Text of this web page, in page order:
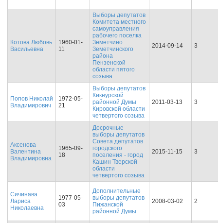
Котова Любовь
Васильевна
1960-01-
11
Выборы депутатов
Комитета местного
самоуправления
рабочего поселка
Земетчино
Земетчинского
района
Пензенской
области пятого
созыва
2014-09-14 3
Попов Николай
Владимирович
1972-05-
21
Выборы депутатов
Кикнурской
районной Думы
Кировской области
четвертого созыва
2011-03-13 3
Аксенова
Валентина
Владимировна
1965-09-
18
Досрочные
выборы депутатов
Совета депутатов
городского
поселения - город
Кашин Тверской
области
четвертого созыва
2015-11-15 3
Сичинава
Лариса
Николаевна
1977-05-
03
Дополнительные
выборы депутатов
Пижанской
районной Думы
2008-03-02 2